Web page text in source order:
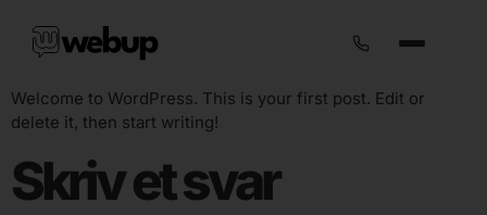
Welcome to WordPress. This is your first post. Edit or
delete it, then start writing!
Skriv et svar